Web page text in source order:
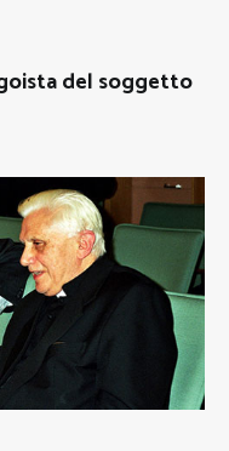
del soggetto